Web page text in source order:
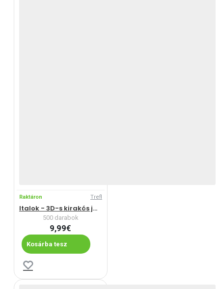
Raktáron Trefl
Italok - 3D-s kirakós játék
500 darabok
9,99€
Kosárba tesz